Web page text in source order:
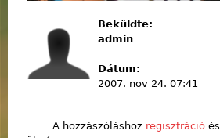
Beküldte:
admin
Dátum:
2007. nov 24. 07:41
A hozzászóláshoz regisztrációés